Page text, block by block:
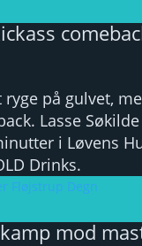
på gulvet,
Lasse
i Løvens
Drinks.
mod